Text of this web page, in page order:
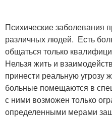
Психические заболевания
различных людей. Есть
общаться только
Нельзя жить и
принести реальную угрозу
больные помещаются в
с ними возможен только
определенными мерами